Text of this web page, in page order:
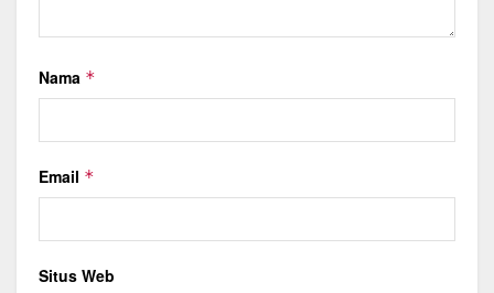
Nama *
Email *
Situs Web